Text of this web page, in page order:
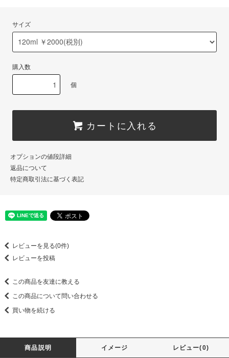
サイズ
購入数
個
カートに入れる
オプションの値段詳細
返品について
特定商取引法に基づく表記
レビューを見る(0件)
レビューを投稿
この商品を友達に教える
この商品について問い合わせる
買い物を続ける
商品説明 イメージ レビュー(0)